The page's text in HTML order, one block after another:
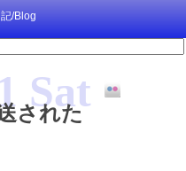
/Blog
Sat
された